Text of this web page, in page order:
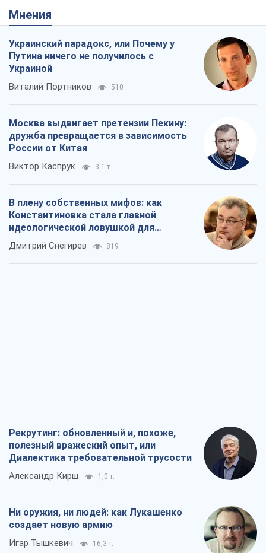
Мнения
Украинский парадокс, или Почему у
Путина ничего не получилось с
Украиной
Виталий Портников 510
Москва выдвигает претензии Пекину:
дружба превращается в зависимость
России от Китая
Виктор Каспрук 3,1 т.
В плену собственных мифов: как
Константиновка стала главной
идеологической ловушкой для
российских оккупантов
Дмитрий Снегирев 819
Рекрутинг: обновленный и, похоже,
полезный вражеский опыт, или
Диалектика требовательной трусости
Александр Кирш 1,0 т.
Ни оружия, ни людей: как Лукашенко
создает новую армию
Игар Тышкевич 16,3 т.